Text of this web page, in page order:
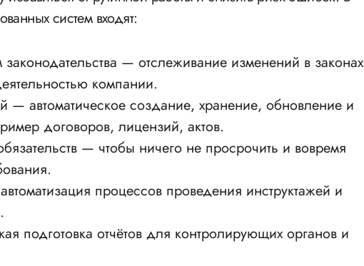
систем входят:
— отслеживание изменений в законах
компании.
— автоматическое создание, хранение, обновление и
договоров, лицензий, актов.
— чтобы ничего не просрочить и вовремя
процессов проведения инструктажей и
подготовка отчётов для контролирующих органов и